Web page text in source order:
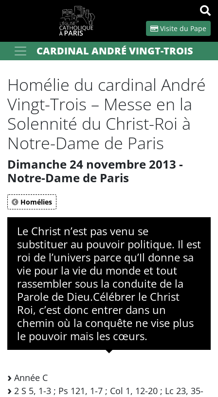
Visite du Pape
Votre recherche OK
CARDINAL ANDRÉ VINGT-TROIS
Homélie du cardinal André
Vingt-Trois – Messe en la
Solennité du Christ-Roi à
Notre-Dame de Paris
Dimanche 24 novembre 2013 -
Notre-Dame de Paris
Homélies
Le Christ n’est pas venu se
substituer au pouvoir politique. Il est
roi de l’univers parce qu’Il donne sa
vie pour la vie du monde et tout
rassembler sous la conduite de la
Parole de Dieu.Célébrer le Christ
Roi, c’est donc entrer dans un
chemin où la conquête ne vise plus
le pouvoir mais les cœurs.
Année C
2 S 5, 1-3 ; Ps 121, 1-7 ; Col 1, 12-20 ; Lc 23, 35-
Panneau de gestion des cookies